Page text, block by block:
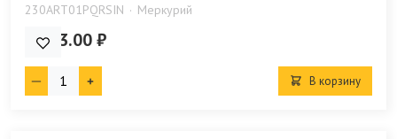
230ARТ01PQRSIN Меркурий
9 973.00 ₽
В корзину